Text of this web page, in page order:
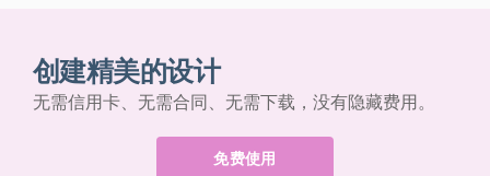
创建精美的设计
无需信用卡、无需合同、无需下载，没有隐藏费用。
免费使用